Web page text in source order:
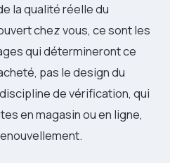
la qualité réelle du
chez vous, ce sont les
qui détermineront ce
pas le design du
de vérification, qui
en magasin ou en ligne,